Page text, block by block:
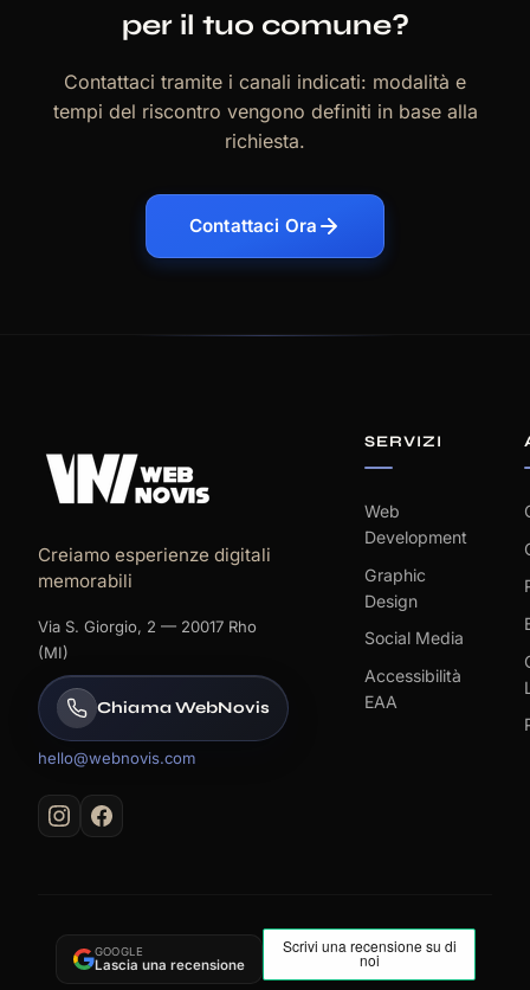
per il tuo comune?
Contattaci tramite i canali indicati: modalità e
tempi del riscontro vengono definiti in base alla
richiesta.
Contattaci Ora
Creiamo esperienze digitali
memorabili
Via S. Giorgio, 2 — 20017 Rho
(MI)
Chiama WebNovis
hello@webnovis.com
SERVIZI
Web
Development
Graphic
Design
Social Media
Accessibilità
EAA
GOOGLE
Lascia una recensione